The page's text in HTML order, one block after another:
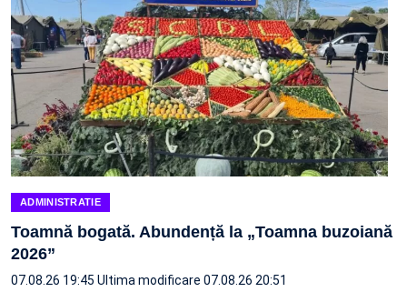
ADMINISTRATIE
Toamnă bogată. Abundență la „Toamna buzoiană
2026”
07.08.26 19:45 Ultima modificare 07.08.26 20:51